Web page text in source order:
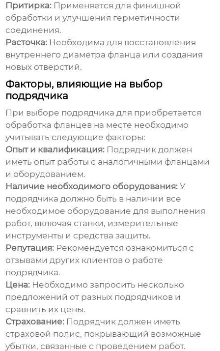
Притирка: Применяется для финишной
обработки и улучшения герметичности
соединения.
Расточка: Необходима для восстановления
внутреннего диаметра фланца или создания
новых отверстий.
Факторы, влияющие на выбор
подрядчика
При выборе подрядчика для приобретается
обработка фланцев на месте необходимо
учитывать следующие факторы:
Опыт и квалификация: Подрядчик должен
иметь опыт работы с аналогичными фланцами
и оборудованием.
Наличие необходимого оборудования: У
подрядчика должно быть в наличии все
необходимое оборудование для выполнения
работ, включая станки, измерительные
инструменты и средства защиты.
Репутация: Рекомендуется ознакомиться с
отзывами других клиентов о работе
подрядчика.
Цена: Необходимо запросить несколько
предложений от разных подрядчиков и
сравнить их цены.
Страхование: Подрядчик должен иметь
страховой полис, покрывающий возможные
убытки, связанные с проведением работ.